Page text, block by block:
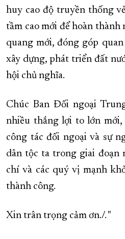
huy cao độ truyền thống
tầm cao mới để hoàn
quang mới, đóng góp
xây dựng, phát triển đất
hội chủ nghĩa.
Chúc Ban Đối ngoại
nhiều thắng lợi to lớn
công tác đối ngoại và sự
dân tộc ta trong giai đoạn
chí và các quý vị mạnh
thành công.
Xin trân trọng cảm ơn./. "